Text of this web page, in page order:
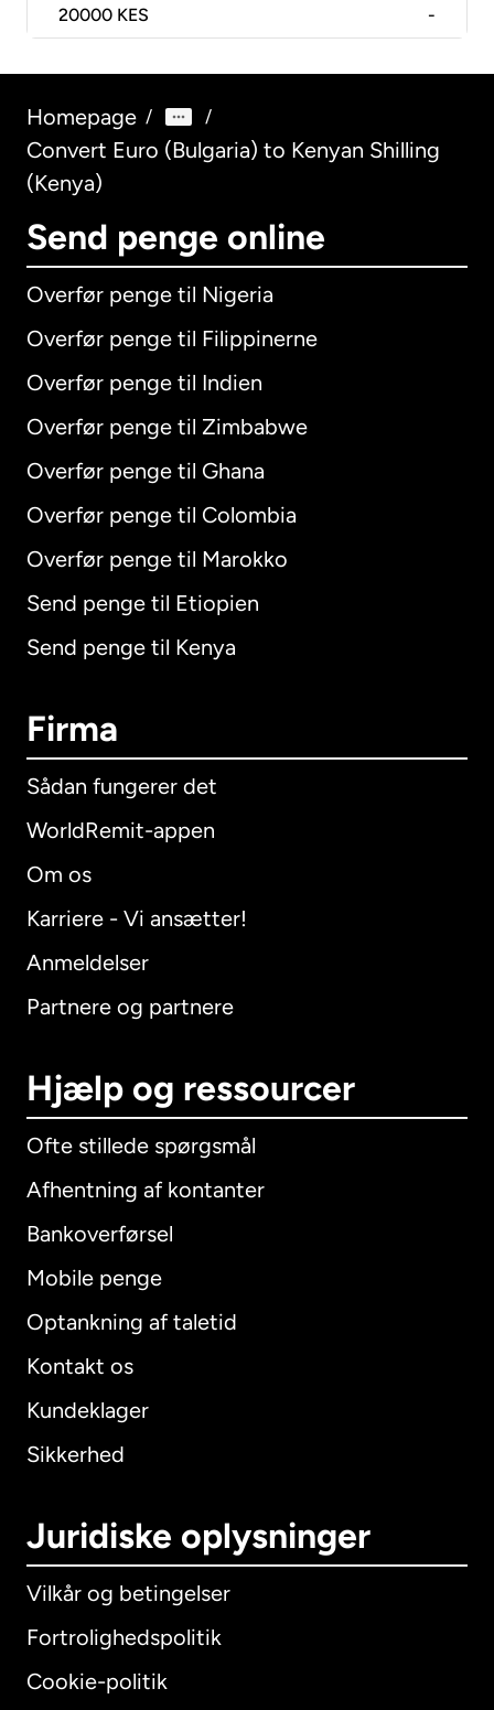
20000 KES -
Homepage / /
Convert Euro (Bulgaria) to Kenyan Shilling
(Kenya)
Send penge online
Overfør penge til Nigeria
Overfør penge til Filippinerne
Overfør penge til Indien
Overfør penge til Zimbabwe
Overfør penge til Ghana
Overfør penge til Colombia
Overfør penge til Marokko
Send penge til Etiopien
Send penge til Kenya
Firma
Sådan fungerer det
WorldRemit-appen
Om os
Karriere - Vi ansætter!
Anmeldelser
Partnere og partnere
Hjælp og ressourcer
Ofte stillede spørgsmål
Afhentning af kontanter
Bankoverførsel
Mobile penge
Optankning af taletid
Kontakt os
Kundeklager
Sikkerhed
Juridiske oplysninger
Vilkår og betingelser
Fortrolighedspolitik
Cookie-politik